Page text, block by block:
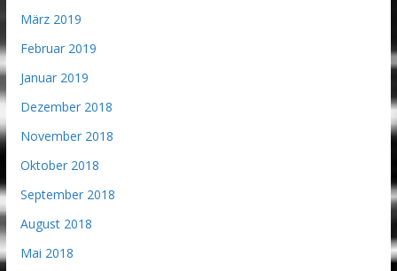
März 2019
Februar 2019
Januar 2019
Dezember 2018
November 2018
Oktober 2018
September 2018
August 2018
Mai 2018